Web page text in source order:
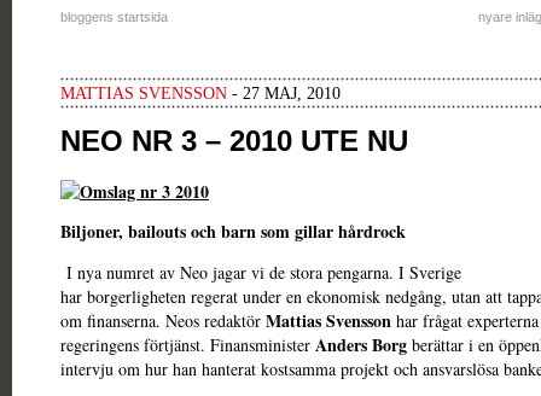
bloggens startsida nyare
MATTIAS SVENSSON - 27 MAJ, 2010
NEO NR 3 – 2010 UTE NU
Biljoner, bailouts och barn som gillar hårdrock
I nya numret av Neo jagar vi de stora pengarna. I Sverige
har borgerligheten regerat under en ekonomisk nedgång, utan att
om finanserna. Neos redaktör Mattias Svensson har frågat
regeringens förtjänst. Finansminister Anders Borg berättar i en
intervju om hur han hanterat kostsamma projekt och ansvarslösa